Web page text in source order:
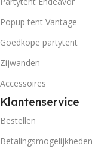
Popup tent Vantage
Goedkope partytent
Zijwanden
Accessoires
Klantenservice
Bestellen
Betalingsmogelijkheden